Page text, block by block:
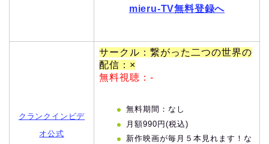
mieru-TV無料登録へ
クランクインビデ
オ公式
サークル：繋がった二つの世界の
配信：×
無料視聴：-
無料期間：なし
月額990円(税込)
新作映画が毎月５本見れます！な